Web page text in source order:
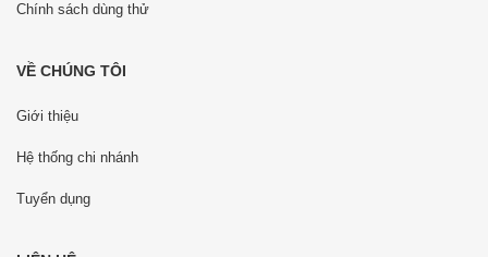
Chính sách dùng thử
VỀ CHÚNG TÔI
Giới thiệu
Hệ thống chi nhánh
Tuyển dụng